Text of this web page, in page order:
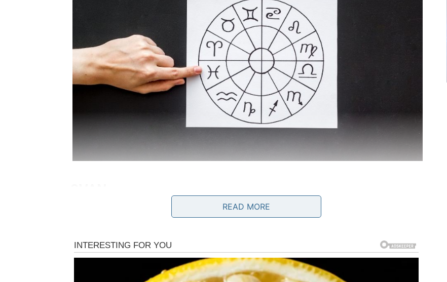
Jun vam donosi mnogo uzbuđenja i flerta.
Slobodni Ovnovi privlače pažnju gdje god se pojave, a jedna osoba mogla bi pokazati
interesovanje mnogo otvorenije nego što očekujete.
READ MORE